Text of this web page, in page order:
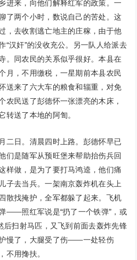
进来，向他们解释红军的政策。一
了两个小时，数说自己的苦处。这
，去收割逃亡地主的庄稼，由于他
“汉奸”的没收充公。另一队人给派去
。同农民的关系似乎很好。本县在
月，不用缴税，一星期前本县农民
送来了六大车的粮食和辎重，对免
农民送了彭德怀一张漂亮的木床，
转送了本地的阿訇。
日。清晨四时上路。彭德怀早已
们是随军从预旺堡来帮助抬伤兵回
样做，是为了要打马鸿逵，他们痛
子去当兵。一架南京轰炸机在头上
散找掩护，全军都躲了起来。飞机
——照红军说是“扔了一个铁弹”，或
扫射马匹，又飞到前面去轰炸先锋
慢了，大腿受了伤——一处轻伤
用搀扶。